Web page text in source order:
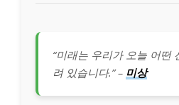
“미래는 우리가 오늘 어떤
려 있습니다.” – 미상